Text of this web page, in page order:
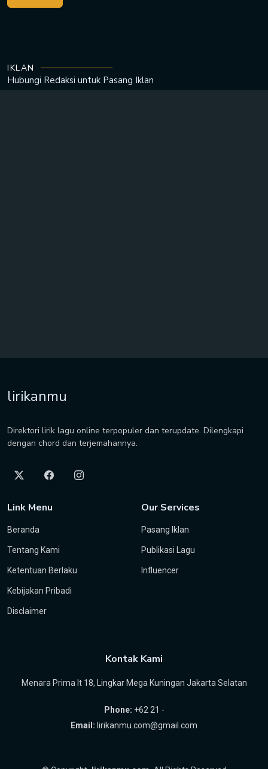
IKLAN
Hubungi Redaksi untuk Pasang Iklan
lirikanmu
Direktori lirik lagu online terpopuler dan terupdate. Dilengkapi
dengan chord dan terjemahannya.
Link Menu
Beranda
Tentang Kami
Ketentuan Berlaku
Kebijakan Pribadi
Disclaimer
Our Services
Pasang Iklan
Publikasi Lagu
Influencer
Kontak Kami
Menara Prima lt 18, Lingkar Mega Kuningan Jakarta Selatan
Phone: +62 21 -
Email: lirikanmu.com@gmail.com